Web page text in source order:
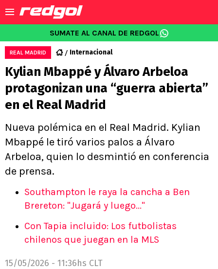
SUMATE AL CANAL DE REDGOL
REAL MADRID Internacional
Kylian Mbappé y Álvaro Arbeloa
protagonizan una “guerra abierta”
en el Real Madrid
Nueva polémica en el Real Madrid. Kylian
Mbappé le tiró varios palos a Álvaro
Arbeloa, quien lo desmintió en conferencia
de prensa.
Southampton le raya la cancha a Ben
Brereton: "Jugará y luego..."
Con Tapia incluido: Los futbolistas
chilenos que juegan en la MLS
15/05/2026 - 11:36hs CLT